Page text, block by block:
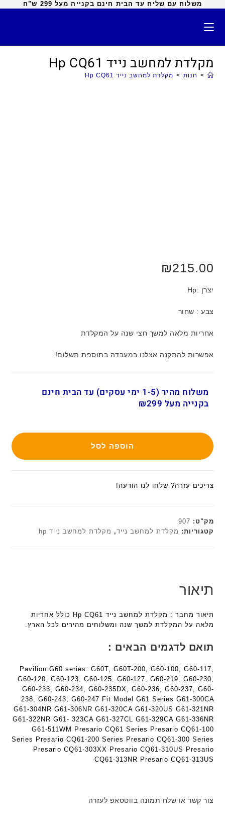
משלוח עם שליח עד הבית חינם בקנייה מעל 299 ש"ח
מקלדת למחשב נייד Hp CQ61
> חנות > מקלדת למחשב נייד Hp CQ61
₪215.00
יצרן :Hp
צבע : שחור
אחריות מלאה למשך חצי שנה על המקלדת
אפשרות להתקנה אצלנו במעבדה בתוספת תשלום!
משלוח מהיר (1-5 ימי עסקים) עד הבית חינם
בקנייה מעל ₪299
הוספה לסל
צריכים עזרה? שלחו לנו הודעה!
מק"ט: 907
קטגוריות: מקלדת למחשב נייד, מקלדת למחשב נייד hp
תיאור
תיאור מחבר : מקלדת למחשב נייד Hp CQ61 כולל אחריות
מלאה על המקלדת למשך שנה ומשלוחים מהירים לכל הארץ.
תואם לדגמים הבאים :
Pavilion G60 series: G60T, G60T-200, G60-100, G60-117,
G60-120, G60-123, G60-125, G60-127, G60-219, G60-230,
G60-233, G60-234, G60-235DX, G60-236, G60-237, G60-
238, G60-243, G60-247 Fit Model G61 Series G61-300CA
G61-304NR G61-306NR G61-320CA G61-320US G61-321NR
G61-322NR G61- 323CA G61-327CL G61-329CA G61-336NR
G61-511WM Presario CQ61 Series Presario CQ61-100
Series Presario CQ61-200 Series Presario CQ61-300 Series
Presario CQ61-303XX Presario CQ61-310US Presario
CQ61-313NR Presario CQ61-313US
צור קשר או שלח תמונה בווטסאפ לעזרה